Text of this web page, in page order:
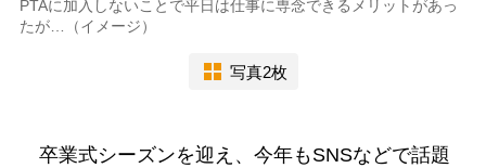
PTAに加入しないことで平日は仕事に専念できるメリットがあっ
たが…（イメージ）
写真2枚
卒業式シーズンを迎え、今年もSNSなどで話題